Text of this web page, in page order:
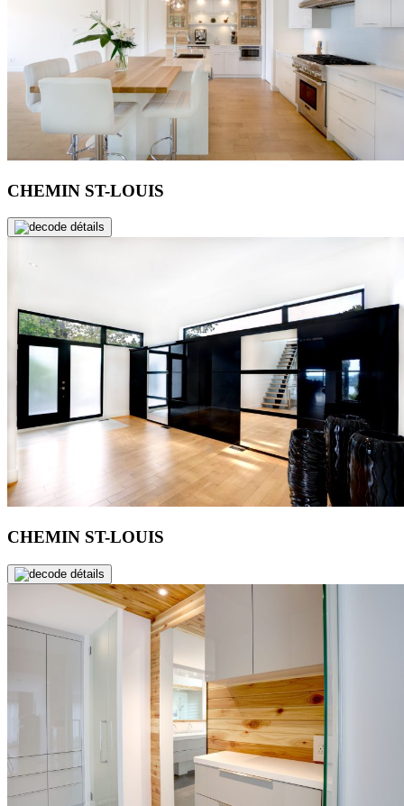
CHEMIN ST-LOUIS
de détails
CHEMIN ST-LOUIS
de détails